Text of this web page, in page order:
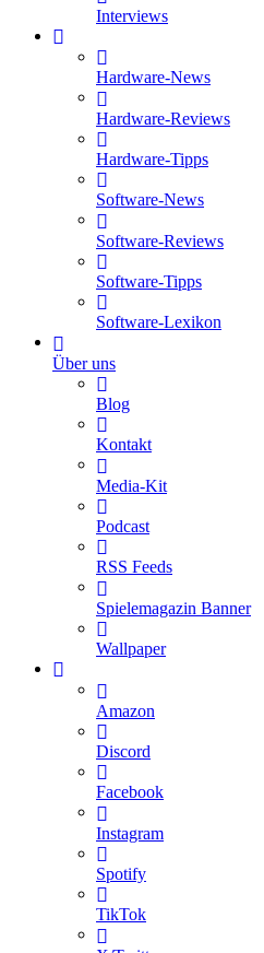
Interviews
Hardware-News
Hardware-Reviews
Hardware-Tipps
Software-News
Software-Reviews
Software-Tipps
Software-Lexikon
Über uns
Blog
Kontakt
Media-Kit
Podcast
RSS Feeds
Spielemagazin Banner
Wallpaper
Amazon
Discord
Facebook
Instagram
Spotify
TikTok